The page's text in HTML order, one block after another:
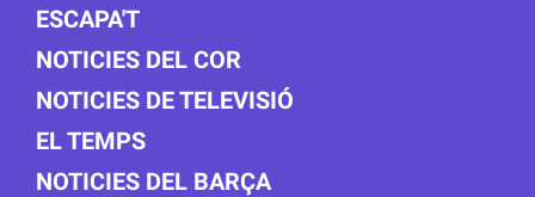
ESCAPA'T
NOTICIES DEL COR
NOTICIES DE TELEVISIÓ
EL TEMPS
NOTICIES DEL BARÇA